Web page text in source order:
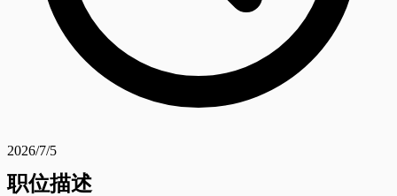
2026/7/5
职位描述